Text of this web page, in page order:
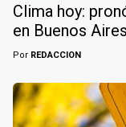
Clima hoy:
en Buenos
Por REDACCION